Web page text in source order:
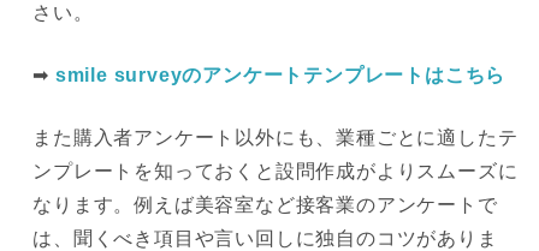
さい。
➡ smile surveyのアンケートテンプレートはこちら
また購入者アンケート以外にも、業種ごとに適したテ
ンプレートを知っておくと設問作成がよりスムーズに
なります。例えば美容室など接客業のアンケートで
は、聞くべき項目や言い回しに独自のコツがありま